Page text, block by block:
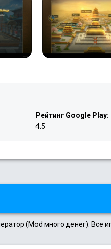
Рейтинг Google Play:
4.5
(Mod много денег). Все